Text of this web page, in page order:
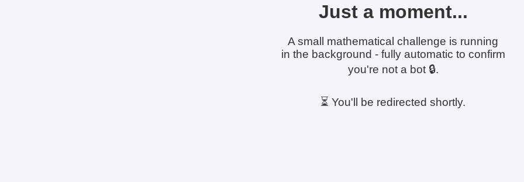
Just a moment...
A small mathematical challenge is running
in the background - fully automatic to confirm
you're not a bot 🔒.
⏳ You'll be redirected shortly.